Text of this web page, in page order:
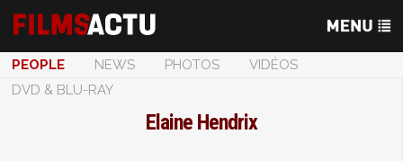
PEOPLE NEWS PHOTOS
VIDÉOS
DVD & BLU-RAY
Elaine Hendrix